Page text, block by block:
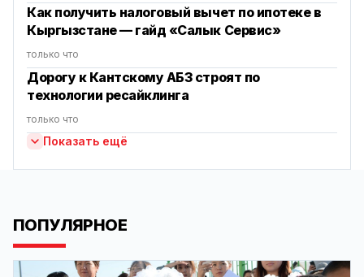
Как получить налоговый вычет по ипотеке в
Кыргызстане — гайд «Салык Сервис»
только что
Дорогу к Кантскому АБЗ строят по
технологии ресайклинга
только что
Показать ещё
ПОПУЛЯРНОЕ